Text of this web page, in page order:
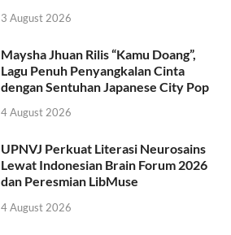
3 August 2026
Maysha Jhuan Rilis “Kamu Doang”,
Lagu Penuh Penyangkalan Cinta
dengan Sentuhan Japanese City Pop
4 August 2026
UPNVJ Perkuat Literasi Neurosains
Lewat Indonesian Brain Forum 2026
dan Peresmian LibMuse
4 August 2026